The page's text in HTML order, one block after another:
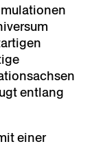
entlang
einer